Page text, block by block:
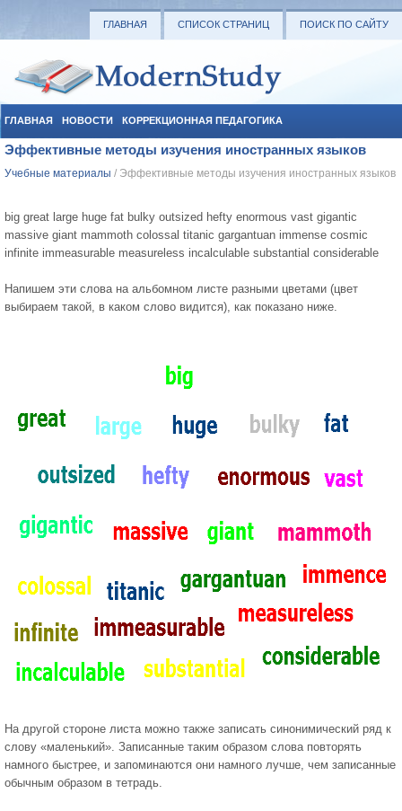
ГЛАВНАЯ СПИСОК СТРАНИЦ ПОИСК ПО САЙТУ
ГЛАВНАЯ НОВОСТИ КОРРЕКЦИОННАЯ ПЕДАГОГИКА
СОЦИАЛЬНАЯ ПЕДАГОГИКА УЧЕБНЫЕ МАТЕРИАЛЫ
Эффективные методы изучения иностранных языков
Учебные материалы / Эффективные методы изучения иностранных языков
big great large huge fat bulky outsized hefty enormous vast gigantic
massive giant mammoth colossal titanic gargantuan immense cosmic
infinite immeasurable measureless incalculable substantial considerable
Напишем эти слова на альбомном листе разными цветами (цвет
выбираем такой, в каком слово видится), как показано ниже.
На другой стороне листа можно также записать синонимический ряд к
слову «маленький». Записанные таким образом слова повторять
намного быстрее, и запоминаются они намного лучше, чем записанные
обычным образом в тетрадь.